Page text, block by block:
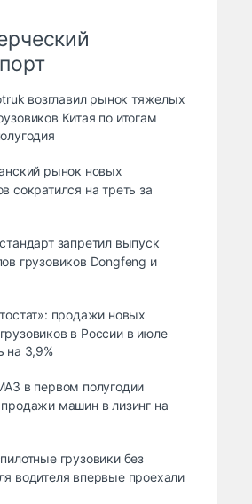
возглавил рынок тяжелых
Китая по итогам
рынок новых
сократился на треть за
запретил выпуск
грузовиков Dongfeng и
продажи новых
в России в июле
на 3,9%
в первом полугодии
продажи машин в лизинг на
грузовики без
водителя впервые проехали